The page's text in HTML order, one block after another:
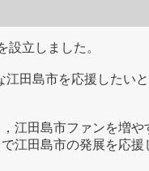
立しました。
田島市を応援したい
江田島市ファンを増や
江田島市の発展を応援